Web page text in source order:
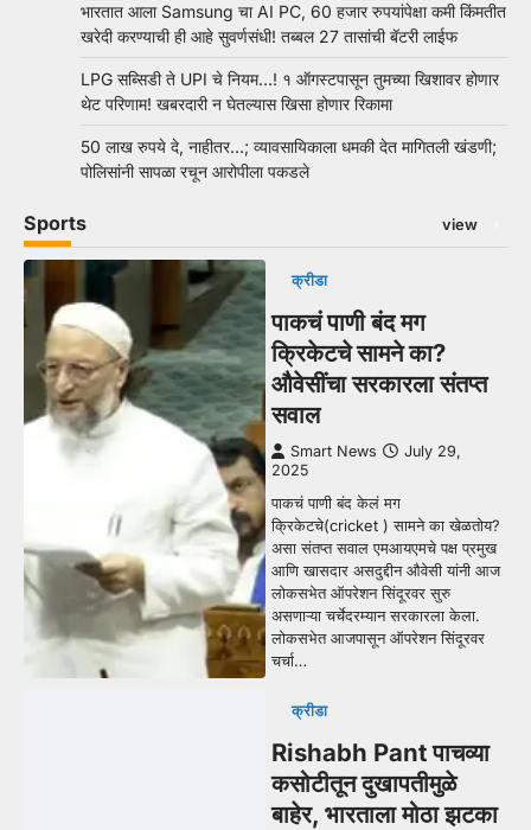
भारतात आला Samsung चा AI PC, 60 हजार रुपयांपेक्षा कमी किंमतीत
खरेदी करण्याची ही आहे सुवर्णसंधी! तब्बल 27 तासांची बॅटरी लाईफ
LPG सब्सिडी ते UPI चे नियम…! १ ऑगस्टपासून तुमच्या खिशावर होणार
थेट परिणाम! खबरदारी न घेतल्यास खिसा होणार रिकामा
50 लाख रुपये दे, नाहीतर…; व्यावसायिकाला धमकी देत मागितली खंडणी;
पोलिसांनी सापळा रचून आरोपीला पकडले
Sports view
क्रीडा
पाकचं पाणी बंद मग
क्रिकेटचे सामने का?
औवेसींचा सरकारला संतप्त
सवाल
Smart News
July 29,
2025
पाकचं पाणी बंद केलं मग
क्रिकेटचे(cricket ) सामने का खेळतोय?
असा संतप्त सवाल एमआयएमचे पक्ष प्रमुख
आणि खासदार असदुद्दीन औवेसी यांनी आज
लोकसभेत ऑपरेशन सिंदूरवर सुरु
असणाऱ्या चर्चेदरम्यान सरकारला केला.
लोकसभेत आजपासून ऑपरेशन सिंदूरवर
चर्चा…
क्रीडा
Rishabh Pant पाचव्या
कसोटीतून दुखापतीमुळे
बाहेर, भारताला मोठा झटका